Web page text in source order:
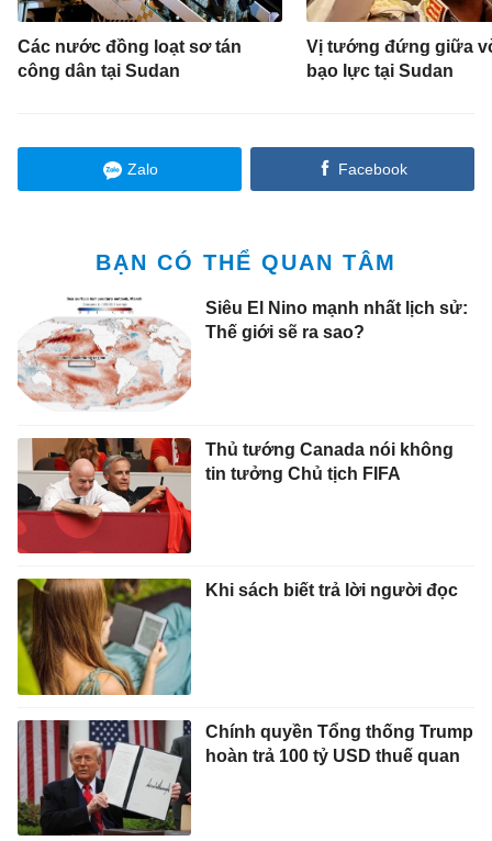
Các nước đồng loạt sơ tán
công dân tại Sudan
Vị tướng đứng giữa
bạo lực tại Sudan
Zalo Facebook
BẠN CÓ THỂ QUAN TÂM
Siêu El Nino mạnh nhất lịch sử:
Thế giới sẽ ra sao?
Thủ tướng Canada nói không
tin tưởng Chủ tịch FIFA
Khi sách biết trả lời người đọc
Chính quyền Tổng thống Trump
hoàn trả 100 tỷ USD thuế quan